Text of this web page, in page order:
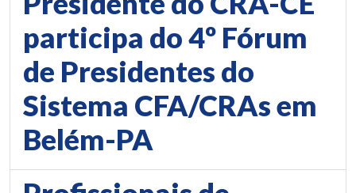
participa do 4º Fórum
de Presidentes do
Sistema CFA/CRAs em
Belém-PA